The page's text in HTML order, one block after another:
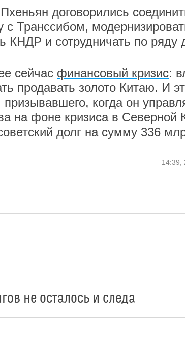
договорились
с Транссибом,
КНДР и сотрудничать по ряду
сейчас финансовый кризис:
продавать золото Китаю. И
когда он
на фоне кризиса в
долг на сумму 336
14:39,
не осталось и следа